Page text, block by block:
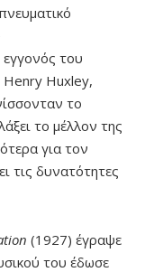
του
Henry Huxley,
το
το μέλλον της
για τον
τις δυνατότητες
(1927) έγραψε
του έδωσε